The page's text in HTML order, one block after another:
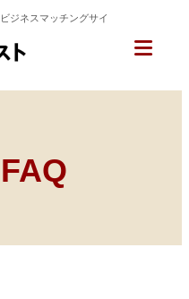
リスト
ジネスマッチングサイ
FAQ